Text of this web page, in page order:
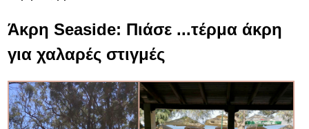
Άκρη Seaside: Πιάσε ...τέρμα άκρη
για χαλαρές στιγμές